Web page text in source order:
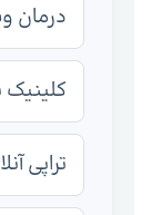
درمان
کلینیک
تراپی